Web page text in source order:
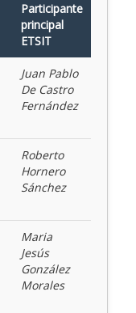
Participante
principal
ETSIT
Juan Pablo
De Castro
Fernández
Roberto
Hornero
Sánchez
Maria
Jesús
González
Morales